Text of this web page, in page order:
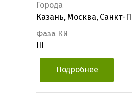
Города
Казань, Москва, Санкт-
Фаза КИ
Подробнее